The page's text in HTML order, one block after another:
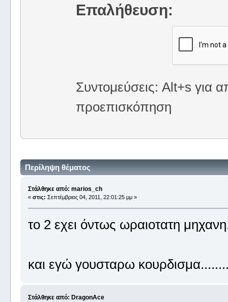
Επαλήθευση:
Συντομεύσεις: Alt+s για
προεπισκόπηση
Περίληψη θέματος
Στάλθηκε από: marios_ch
« στις: Σεπτέμβριος 04, 2011, 22:01:25 μμ »
το 2 εχει όντως ωραιοτατη
και εγώ γουσταρω
Στάλθηκε από: DragonAce